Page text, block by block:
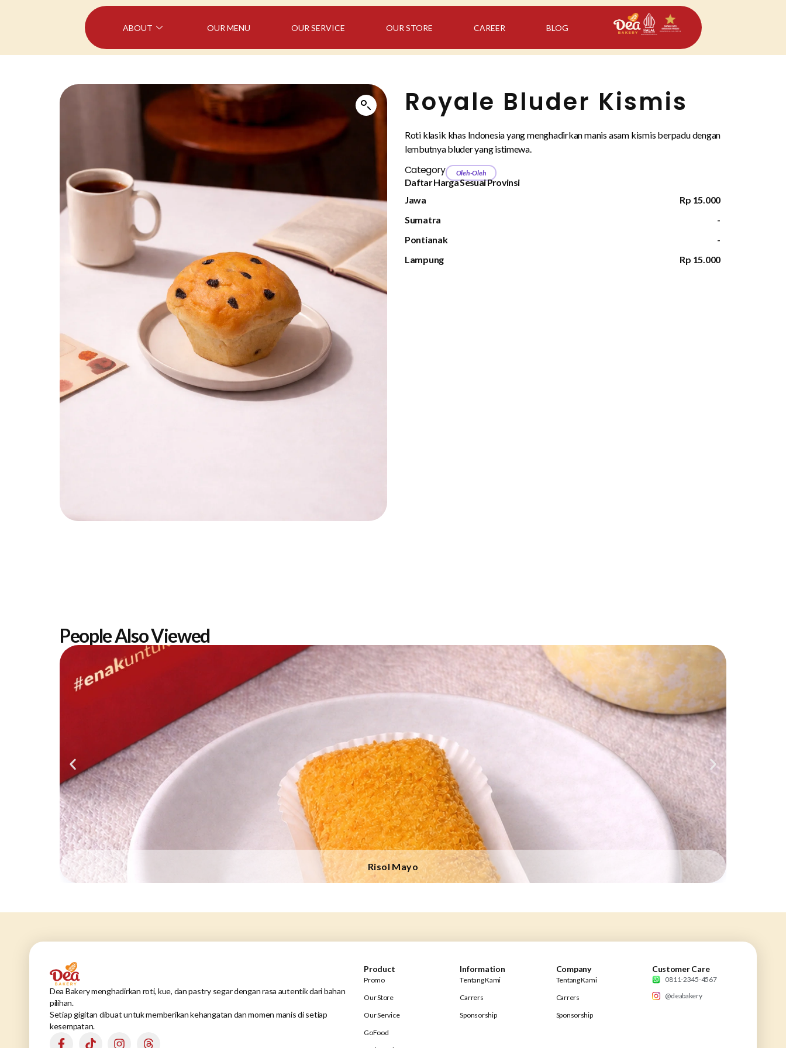
ABOUT OUR MENU OUR SERVICE OUR STORE CAREER BLOG
Royale Bluder Kismis
Roti klasik khas Indonesia yang menghadirkan manis asam kismis berpadu dengan
lembutnya bluder yang istimewa.
Category Oleh-Oleh
Daftar Harga Sesuai Provinsi
Jawa
Rp 15.000
Sumatra
-
Pontianak
-
Lampung
Rp 15.000
People Also Viewed
Risol Mayo
Dea Bakery menghadirkan roti, kue, dan pastry segar dengan rasa autentik dari bahan
pilihan.
Setiap gigitan dibuat untuk memberikan kehangatan dan momen manis di setiap
kesempatan.
Product
Promo
Our Store
Our Service
GoFood
Information
Tentang Kami
Carrers
Sponsorship
Company
Tentang Kami
Carrers
Sponsorship
Customer Care
0811-2345-4567
@deabakery